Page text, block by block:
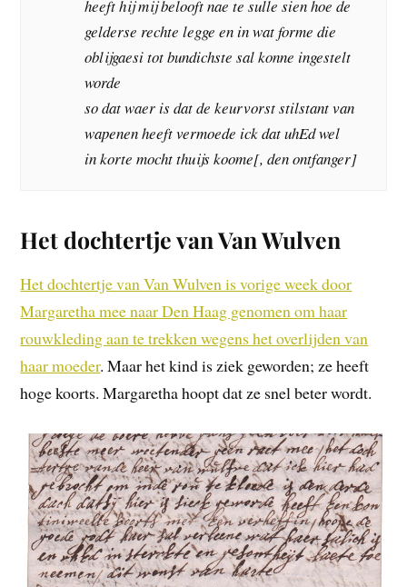
heeft hij mij belooft nae te sulle sien hoe de
gelderse rechte legge en in wat forme die
oblijgaesi tot bundichste sal konne ingestelt
worde
so dat waer is dat de keurvorst stilstant van
wapenen heeft vermoede ick dat uhEd wel
in korte mocht thuijs koome[, den ontfanger]
Het dochtertje van Van Wulven
Het dochtertje van Van Wulven is vorige week door
Margaretha mee naar Den Haag genomen om haar
rouwkleding aan te trekken wegens het overlijden van
haar moeder. Maar het kind is ziek geworden; ze heeft
hoge koorts. Margaretha hoopt dat ze snel beter wordt.